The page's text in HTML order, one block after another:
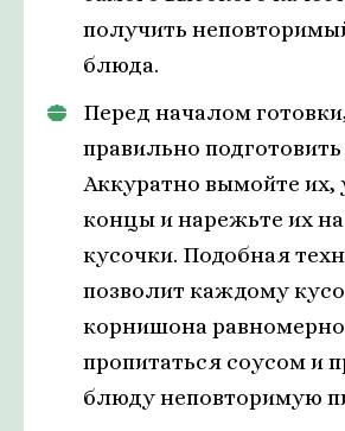
получить
блюда.
Перед началом
правильно
Аккуратно вымойте их,
концы и нарежьте их
кусочки. Подобная
позволит каждому
корнишона равномерно
пропитаться соусом и
блюду неповторимую